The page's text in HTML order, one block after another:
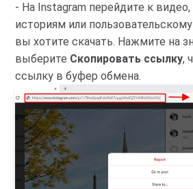
- На Instagram перейдите к
историям или
вы хотите скачать. Нажмите на
выберите Скопировать ссылку,
ссылку в буфер обмена.